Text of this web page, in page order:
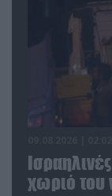
χωριό του